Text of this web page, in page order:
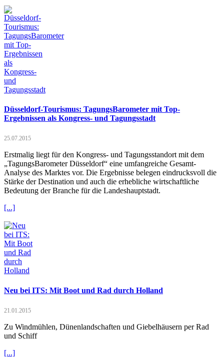
Düsseldorf-Tourismus: TagungsBarometer mit Top-
Ergebnissen als Kongress- und Tagungsstadt
25.07.2015
Erstmalig liegt für den Kongress- und Tagungsstandort mit dem
„TagungsBarometer Düsseldorf“ eine umfangreiche Gesamt-
Analyse des Marktes vor. Die Ergebnisse belegen eindrucksvoll die
Stärke der Destination und auch die erhebliche wirtschaftliche
Bedeutung der Branche für die Landeshauptstadt.
[...]
Neu bei ITS: Mit Boot und Rad durch Holland
21.01.2015
Zu Windmühlen, Dünenlandschaften und Giebelhäusern per Rad
und Schiff
[...]